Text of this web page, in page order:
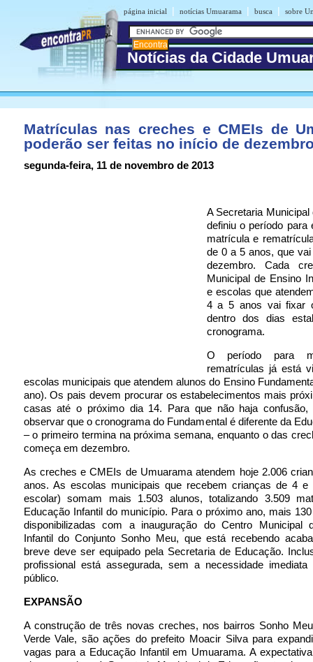
página inicial | notícias Umuarama | busca | sobre
Notícias da Cidade
Matrículas nas creches e CMEIs de
poderão ser feitas no início de
segunda-feira, 11 de novembro de 2013
A Secretaria
definiu o período para
matrícula e
de 0 a 5 anos, que
dezembro. Cada
Municipal de Ensino
e escolas que
4 a 5 anos vai fixar
dentro dos dias
cronograma.
O período para
rematrículas já está
escolas municipais que atendem alunos do Ensino
ano). Os pais devem procurar os estabelecimentos mais
casas até o próximo dia 14. Para que não haja confusão,
observar que o cronograma do Fundamental é diferente da
– o primeiro termina na próxima semana, enquanto o das
começa em dezembro.
As creches e CMEIs de Umuarama atendem hoje 2.006
anos. As escolas municipais que recebem crianças de 4 e
escolar) somam mais 1.503 alunos, totalizando 3.509
Educação Infantil do município. Para o próximo ano, mais
disponibilizadas com a inauguração do Centro Municipal
Infantil do Conjunto Sonho Meu, que está recebendo
breve deve ser equipado pela Secretaria de Educação.
profissional está assegurada, sem a necessidade
público.
EXPANSÃO
A construção de três novas creches, nos bairros Sonho
Verde Vale, são ações do prefeito Moacir Silva para
vagas para a Educação Infantil em Umuarama. A